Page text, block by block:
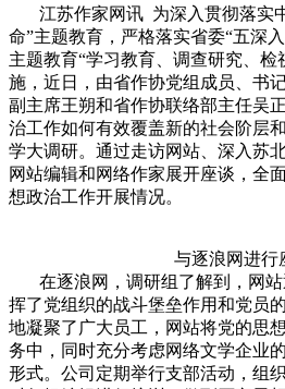
江苏作家网讯 为深入贯彻落实
命”主题教育，严格落实省委“五深
主题教育“学习教育、调查研究、
施，近日，由省作协党组成员、书
副主席王朔和省作协联络部主任吴
治工作如何有效覆盖新的社会阶层
学大调研。通过走访网站、深入苏
网站编辑和网络作家展开座谈，全
想政治工作开展情况。
与逐浪网进行
在逐浪网，调研组了解到，网站
挥了党组织的战斗堡垒作用和党员
地凝聚了广大员工，网站将党的思
务中，同时充分考虑网络文学企业
形式。公司定期举行支部活动，组